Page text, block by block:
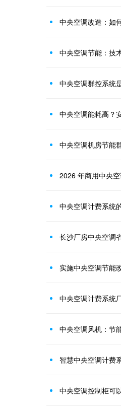
中央空调改造：如
中央空调节能：技
中央空调群控系统
中央空调机房节能
2026 年商用中央
中央空调计费系统
长沙厂房中央空调
实施中央空调节能
中央空调计费系统
中央空调风机：节
智慧中央空调计费
中央空调控制柜可